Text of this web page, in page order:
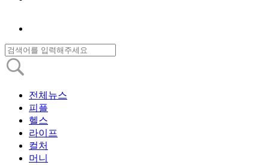
전체뉴스
피플
헬스
라이프
컬처
머니